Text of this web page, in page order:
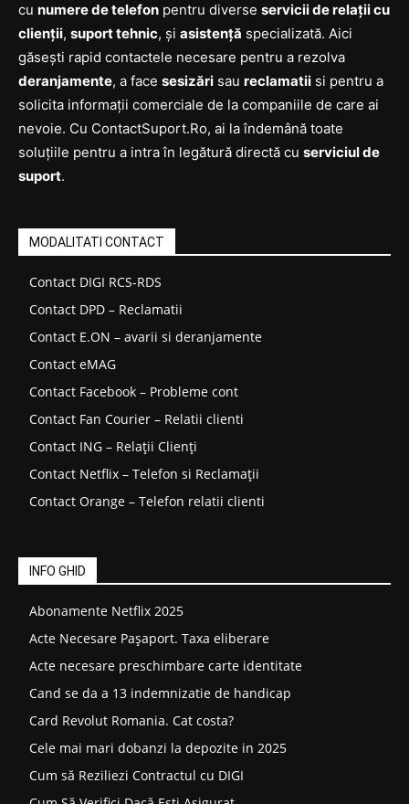
cu numere de telefon pentru diverse servicii de relații cu
clienții, suport tehnic, și asistență specializată. Aici
găsești rapid contactele necesare pentru a rezolva
deranjamente, a face sesizări sau reclamatii si pentru a
solicita informații comerciale de la companiile de care ai
nevoie. Cu ContactSuport.Ro, ai la îndemână toate
soluțiile pentru a intra în legătură directă cu serviciul de
suport.
MODALITATI CONTACT
Contact DIGI RCS-RDS
Contact DPD – Reclamatii
Contact E.ON – avarii si deranjamente
Contact eMAG
Contact Facebook – Probleme cont
Contact Fan Courier – Relatii clienti
Contact ING – Relații Clienți
Contact Netflix – Telefon si Reclamații
Contact Orange – Telefon relatii clienti
INFO GHID
Abonamente Netflix 2025
Acte Necesare Pașaport. Taxa eliberare
Acte necesare preschimbare carte identitate
Cand se da a 13 indemnizatie de handicap
Card Revolut Romania. Cat costa?
Cele mai mari dobanzi la depozite in 2025
Cum să Reziliezi Contractul cu DIGI